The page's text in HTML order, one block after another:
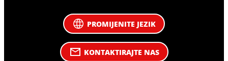
PROMIJENITE JEZIK
KONTAKTIRAJTE NAS